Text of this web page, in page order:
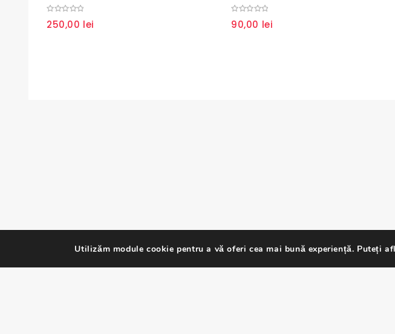
out
250,00 lei
out
90,00 lei
Utilizăm module cookie pentru a vă oferi cea mai bună experiență. Puteți